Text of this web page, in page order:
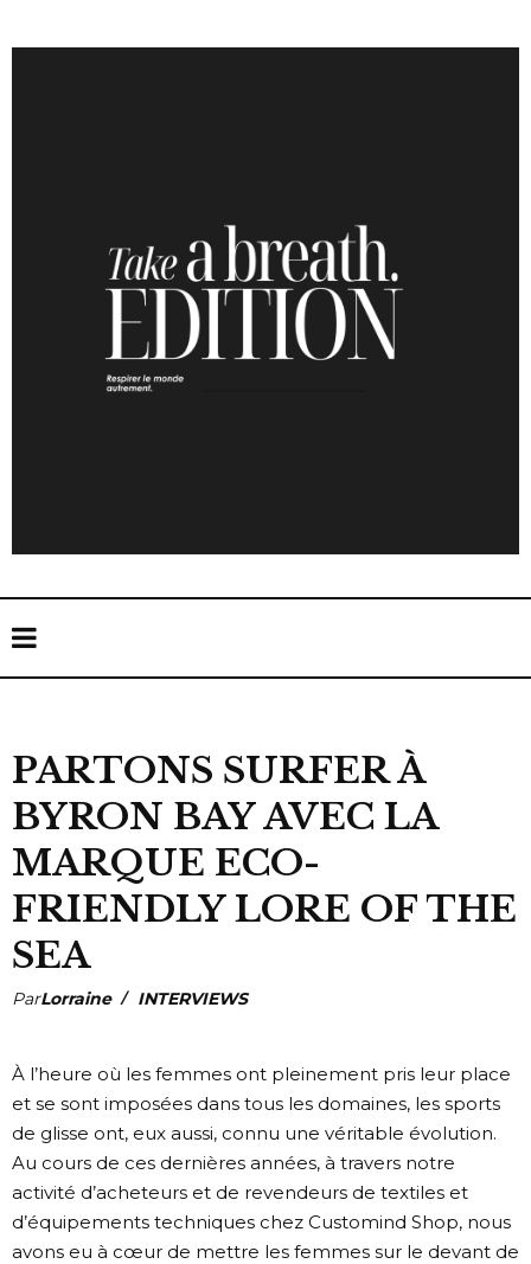
PARTONS SURFER À
BYRON BAY AVEC LA
MARQUE ECO-
FRIENDLY LORE OF THE
SEA
ParLorraine INTERVIEWS
À l’heure où les femmes ont pleinement pris leur place
et se sont imposées dans tous les domaines, les sports
de glisse ont, eux aussi, connu une véritable évolution.
Au cours de ces dernières années, à travers notre
activité d’acheteurs et de revendeurs de textiles et
d’équipements techniques chez Customind Shop, nous
avons eu à cœur de mettre les femmes sur le devant de